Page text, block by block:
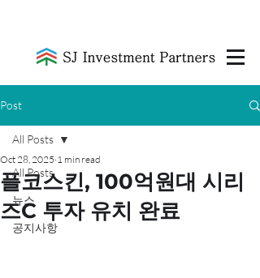
Post
All Posts
뉴스
공지사항
All Posts
플코스킨, 100억원대 시리
즈C 투자 유치 완료
Oct 28, 2025 1 min read